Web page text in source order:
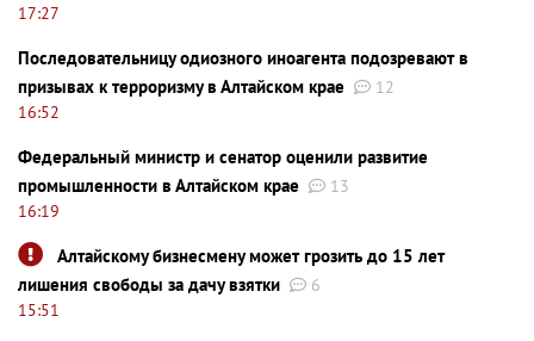
17:27
Последовательницу одиозного иноагента подозревают в
призывах к терроризму в Алтайском крае
12
16:52
Федеральный министр и сенатор оценили развитие
промышленности в Алтайском крае
13
16:19
Алтайскому бизнесмену может грозить до 15 лет
лишения свободы за дачу взятки
6
15:51